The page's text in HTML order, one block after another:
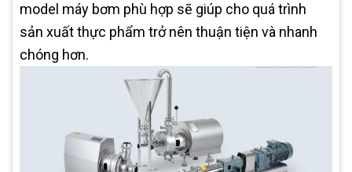
model máy bơm phù hợp sẽ giúp cho quá trình
sản xuất thực phẩm trở nên thuận tiện và nhanh
chóng hơn.